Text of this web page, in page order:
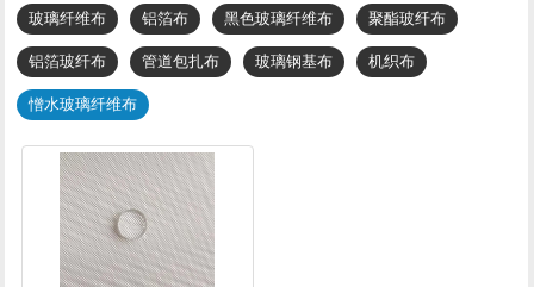
玻璃纤维布 铝箔布 黑色玻璃纤维布 聚酯玻纤布
铝箔玻纤布 管道包扎布 玻璃钢基布 机织布
憎水玻璃纤维布